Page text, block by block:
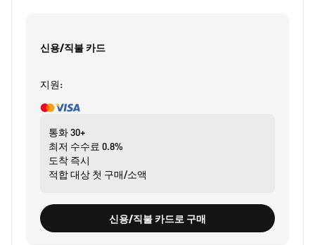
신용/직불 카드
지원:
통화30+
최저 수수료 0.8%
도착 즉시
적합 대상 첫 구매/소액
신용/직불 카드로 구매